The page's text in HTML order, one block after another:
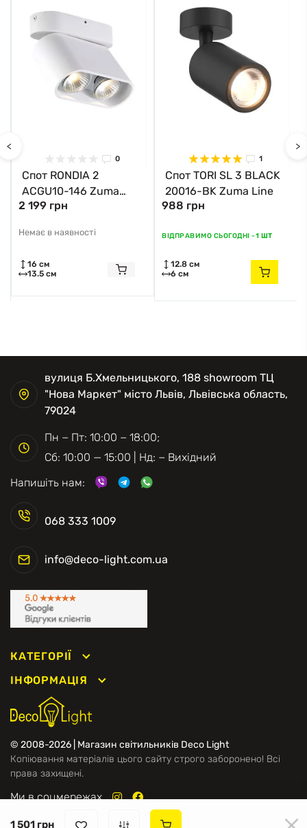
<
0
Спот RONDIA 2
ACGU10-146 Zuma
Line
2 199 грн
Немає в наявності
16 см
13.5 см
1
Спот TORI SL 3 BLACK
20016-BK Zuma Line
988 грн
ВІДПРАВИМО СЬОГОДНІ -1 ШТ
12.8 см
6 см
>
1 501 грн
© 2008-2026 | Магазин світильників Deco Light
Копіювання матеріалів цього сайту строго заборонено! Всі
права захищені.
Ми в соцмережах
КАТЕГОРІЇ
ІНФОРМАЦІЯ
068 333 1009
info@deco-light.com.ua
вулиця Б.Хмельницького, 188 showroom ТЦ
"Нова Маркет" місто Львів, Львівська область,
79024
Пн − Пт: 10:00 − 18:00;
Сб: 10:00 — 15:00 | Нд: − Вихідний
Напишіть нам: